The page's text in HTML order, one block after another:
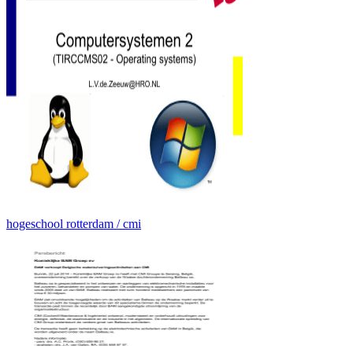
hogeschool rotterdam / cmi